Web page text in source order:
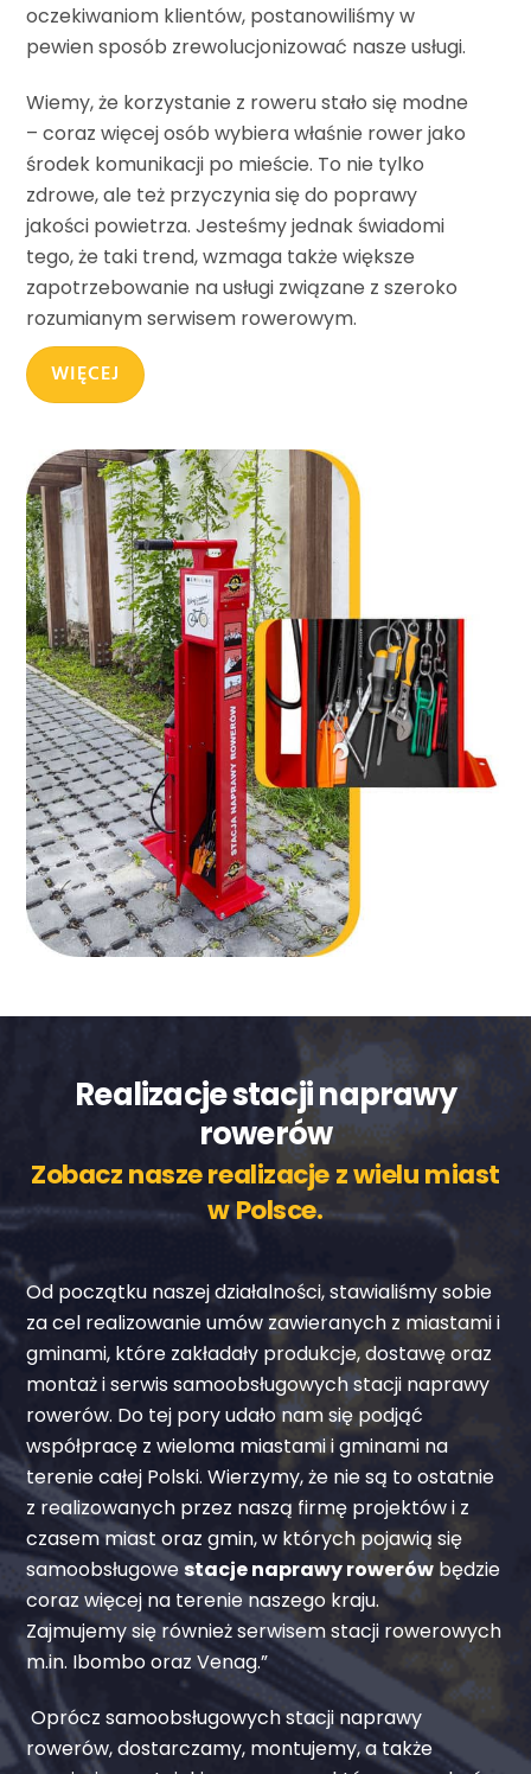
oczekiwaniom klientów, postanowiliśmy w
pewien sposób zrewolucjonizować nasze usługi.
Wiemy, że korzystanie z roweru stało się modne
– coraz więcej osób wybiera właśnie rower jako
środek komunikacji po mieście. To nie tylko
zdrowe, ale też przyczynia się do poprawy
jakości powietrza. Jesteśmy jednak świadomi
tego, że taki trend, wzmaga także większe
zapotrzebowanie na usługi związane z szeroko
rozumianym serwisem rowerowym.
WIĘCEJ
Realizacje stacji naprawy
rowerów
Zobacz nasze realizacje z wielu miast
w Polsce.
Od początku naszej działalności, stawialiśmy sobie
za cel realizowanie umów zawieranych z miastami i
gminami, które zakładały produkcje, dostawę oraz
montaż i serwis samoobsługowych stacji naprawy
rowerów. Do tej pory udało nam się podjąć
współpracę z wieloma miastami i gminami na
terenie całej Polski. Wierzymy, że nie są to ostatnie
z realizowanych przez naszą firmę projektów i z
czasem miast oraz gmin, w których pojawią się
samoobsługowestacje naprawy rowerów będzie
coraz więcej na terenie naszego kraju.
Zajmujemy się również serwisem stacji rowerowych
m.in. Ibombo oraz Venag.”
Oprócz samoobsługowych stacji naprawy
rowerów, dostarczamy, montujemy, a także